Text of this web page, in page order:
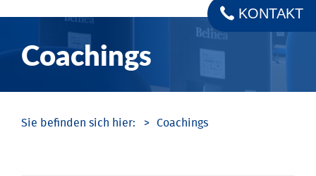
Coachings
KONTAKT
Coachings